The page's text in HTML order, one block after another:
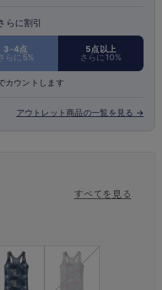
た、
）はこちら！
ちら！
らに割引
3-4点
らに5%
5点以上
さらに10%
カウントします
アウトレット商品の一覧を見る →
すべてを見る